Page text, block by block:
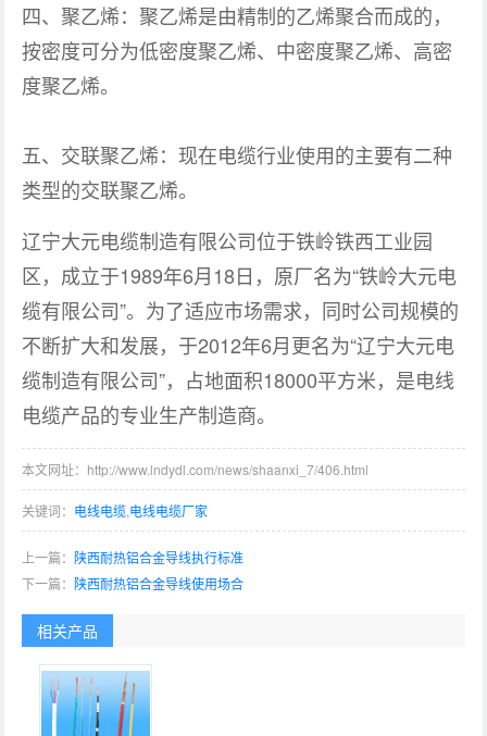
四、聚乙烯：聚乙烯是由精制的乙烯聚合而成的，
按密度可分为低密度聚乙烯、中密度聚乙烯、高密
度聚乙烯。
五、交联聚乙烯：现在电缆行业使用的主要有二种
类型的交联聚乙烯。
辽宁大元电缆制造有限公司位于铁岭铁西工业园
区，成立于1989年6月18日，原厂名为“铁岭大元电
缆有限公司”。为了适应市场需求，同时公司规模的
不断扩大和发展，于2012年6月更名为“辽宁大元电
缆制造有限公司”，占地面积18000平方米，是电线
电缆产品的专业生产制造商。
本文网址：http://www.lndydl.com/news/shaanxi_7/406.html
关键词： 电线电缆 电线电缆厂家
上一篇：陕西耐热铝合金导线执行标准
下一篇：陕西耐热铝合金导线使用场合
相关产品